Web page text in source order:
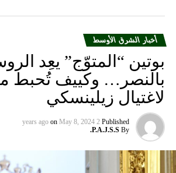
أخبار الشرق الأوسط
بوتين “المتوّج” يعِد
بالنصر… وكييف تُحبط
لاغتيال زيلينسكي
Published
2 years ago
on May 8, 2024
By
P.A.J.S.S.